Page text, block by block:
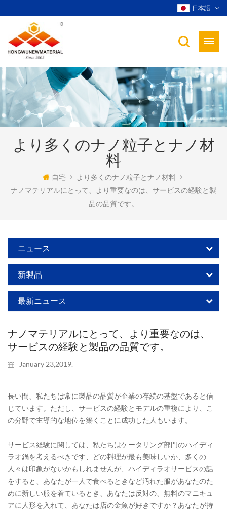
日本語
より多くのナノ粒子とナノ材
料
自宅
より多くのナノ粒子とナノ材料
ナノマテリアルにとって、より重要なのは、サービスの経験と製
品の品質です。
ニュース
新製品
最新ニュース
ナノマテリアルにとって、より重要なのは、
サービスの経験と製品の品質です。
January 23,2019.
長い間、私たちは常に製品の品質が企業の存続の基盤であると信
じています。ただし、サービスの経験とモデルの重複により、こ
の分野で主導的な地位を築くことに成功した人もいます。
サービス経験に関しては、私たちはケータリング部門のハイディ
ラオ鍋を考えるべきです、どの料理が最も美味しいか、多くの
人々は印象がないかもしれませんが、ハイディラオサービスの話
をすると、あなたが一人で食べるときなど汚れた服があなたのた
めに新しい服を着ているとき、あなたは反対の、無料のマニキュ
アに人形を入れて、あなたは店の金魚が好きですか？あなたが持